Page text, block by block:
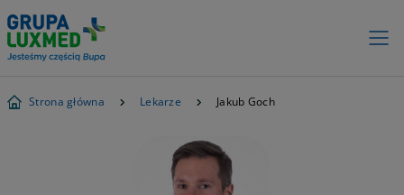
Strona główna Lekarze Jakub Goch